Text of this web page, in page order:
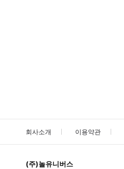
회사소개 이용약관
(주)놀유니버스